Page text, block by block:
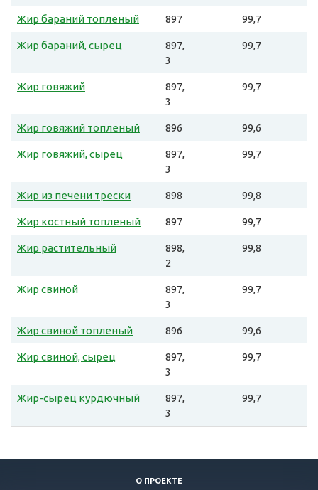
Жир бараний топленый 897 99,7
Жир бараний, сырец
897,
3
99,7
Жир говяжий
897,
3
99,7
Жир говяжий топленый 896 99,6
Жир говяжий, сырец
897,
3
99,7
Жир из печени трески 898 99,8
Жир костный топленый 897 99,7
Жир растительный
898,
2
99,8
Жир свиной
897,
3
99,7
Жир свиной топленый 896 99,6
Жир свиной, сырец
897,
3
99,7
Жир-сырец курдючный
897,
3
99,7
О ПРОЕКТЕ